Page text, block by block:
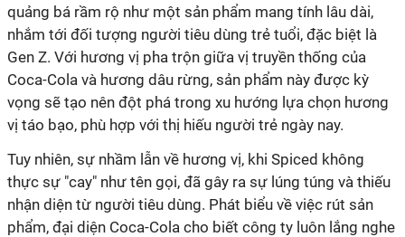
quảng bá rầm rộ như một sản phẩm mang tính lâu dài,
nhắm tới đối tượng người tiêu dùng trẻ tuổi, đặc biệt là
Gen Z. Với hương vị pha trộn giữa vị truyền thống của
Coca-Cola và hương dâu rừng, sản phẩm này được kỳ
vọng sẽ tạo nên đột phá trong xu hướng lựa chọn hương
vị táo bạo, phù hợp với thị hiếu người trẻ ngày nay.
Tuy nhiên, sự nhầm lẫn về hương vị, khi Spiced không
thực sự "cay" như tên gọi, đã gây ra sự lúng túng và thiếu
nhận diện từ người tiêu dùng. Phát biểu về việc rút sản
phẩm, đại diện Coca-Cola cho biết công ty luôn lắng nghe